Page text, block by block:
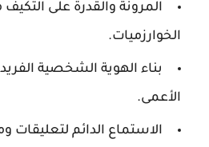
المرونة والقدرة على
الخوارزميات.
بناء الهوية الشخصية
الأعمى.
الاستماع الدائم لتعليقات